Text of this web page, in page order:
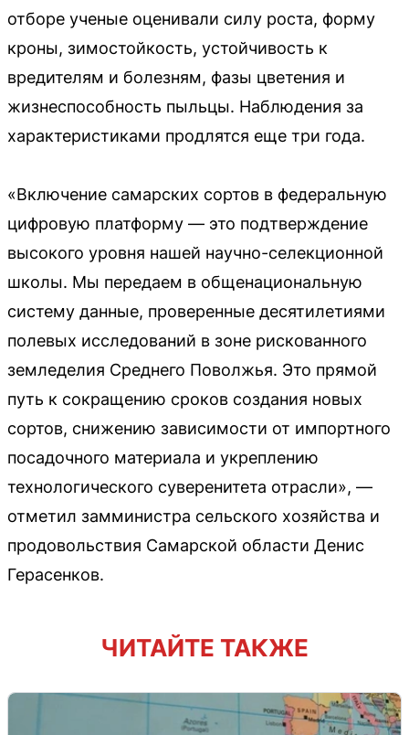
отборе ученые оценивали силу роста, форму
кроны, зимостойкость, устойчивость к
вредителям и болезням, фазы цветения и
жизнеспособность пыльцы. Наблюдения за
характеристиками продлятся еще три года.
«Включение самарских сортов в федеральную
цифровую платформу — это подтверждение
высокого уровня нашей научно-селекционной
школы. Мы передаем в общенациональную
систему данные, проверенные десятилетиями
полевых исследований в зоне рискованного
земледелия Среднего Поволжья. Это прямой
путь к сокращению сроков создания новых
сортов, снижению зависимости от импортного
посадочного материала и укреплению
технологического суверенитета отрасли», —
отметил замминистра сельского хозяйства и
продовольствия Самарской области Денис
Герасенков.
ЧИТАЙТЕ ТАКЖЕ